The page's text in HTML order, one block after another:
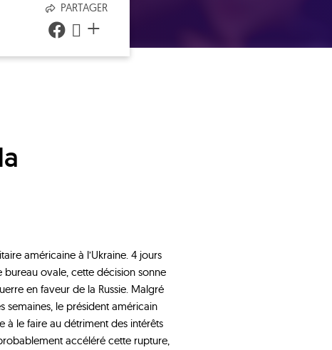
PARTAGER
+
américaine à l’Ukraine. 4 jours
bureau ovale, cette décision sonne
en faveur de la Russie. Malgré
semaines, le président américain
à le faire au détriment des intérêts
accéléré cette rupture,